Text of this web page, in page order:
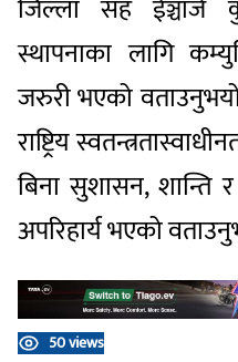
जिल्ला सह ईञ्चार्ज
स्थापनाका लागि
जरुरी भएको
राष्ट्रिय
बिना सुशासन, शान्ति
अपरिहार्य भएको
50 views